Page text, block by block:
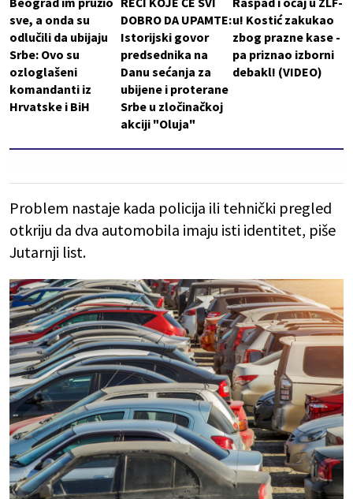
sve, a onda su
odlučili da ubijaju
Srbe: Ovo su
ozloglašeni
komandanti iz
Hrvatske i BiH
DOBRO DA UPAMTE:
Istorijski govor
predsednika na
Danu sećanja za
ubijene i proterane
Srbe u zločinačkoj
akciji "Oluja"
u! Kostić zakukao
zbog prazne kase -
pa priznao izborni
debakl! (VIDEO)
Problem nastaje kada policija ili tehnički pregled
otkriju da dva automobila imaju isti identitet, piše
Jutarnji list.